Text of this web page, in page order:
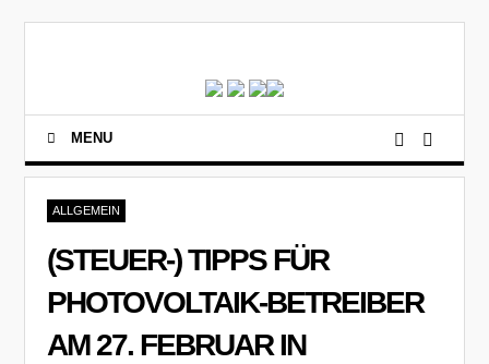
MENU
ALLGEMEIN
(STEUER-) TIPPS FÜR
PHOTOVOLTAIK-BETREIBER
AM 27. FEBRUAR IN